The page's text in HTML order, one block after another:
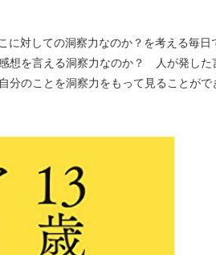
対しての洞察力なのか？を考える毎日
を言える洞察力なのか？ 人が発した
のことを洞察力をもって見ることが